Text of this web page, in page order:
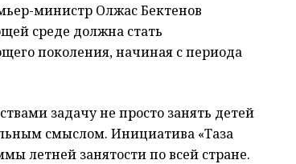
министр Олжас Бектенов
среде должна стать
поколения, начиная с периода
задачу не просто занять детей
смыслом. Инициатива «Таза
летней занятости по всей стране.